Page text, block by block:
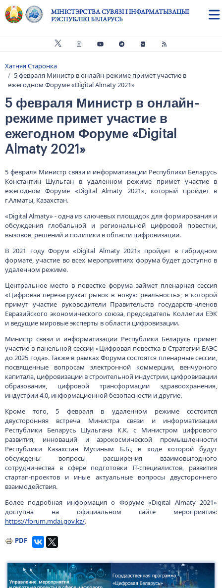
Skip to main content
МІНІСТЭРСТВА СУВЯЗІ І ІНФАРМАТЫЗАЦЫІ
РЭСПУБЛІКІ БЕЛАРУСЬ
Breadcrumb
Хатняя Старонка
5 февраля Министр в онлайн-режиме примет участие в
ежегодном Форуме «Digital Almaty 2021»
5 февраля Министр в онлайн-
режиме примет участие в
ежегодном Форуме «Digital
Almaty 2021»
5 февраля Министр связи и информатизации Республики Беларусь
Константин Шульган в удаленном режиме примет участие в
ежегодном Форуме «Digital Almaty 2021», который пройдет в
г.Алматы, Казахстан.
«Digital Almaty» - одна из ключевых площадок для формирования и
обсуждения глобальной и региональной цифровой повестки,
вызовов, решений и политики в области цифровизации.
В 2021 году Форум «Digital Almaty 2021» пройдет в гибридном
формате, участие во всех мероприятиях форума будет доступно в
удаленном режиме.
Центральное место в повестке форума займет пленарная сессия
«Цифровая перезагрузка: рывок в новую реальность», в которой
примут участие руководители Правительств государств-членов
Евразийского экономического союза, председатель Коллегии ЕЭК
и ведущие мировые эксперты в области цифровизации.
Министр связи и информатизации Республики Беларусь примет
участие в панельной сессии «Цифровая повестка в Стратегии ЕАЭС
до 2025 года». Также в рамках Форума состоятся пленарные сессии,
посвященные вопросам электронной коммерции, венчурного
капитала, цифровизации в строительной индустрии, цифровизации
образования, цифровой трансформации здравоохранения,
индустрии 4.0, информационной безопасности и другие.
Кроме того, 5 февраля в удаленном режиме состоится
двусторонняя встреча Министра связи и информатизации
Республики Беларусь Шульгана К.К. с Министром цифрового
развития, инноваций и аэрокосмической промышленности
Республики Казахстан Мусиным Б.Б., в ходе которой будут
обсуждены вопросы расширения взаимовыгодного
сотрудничества в сфере подготовки IT-специалистов, развития
стартап-проектов и иные актуальные вопросы двустороннего
взаимодействия.
Более подробная информация о Форуме «Digital Almaty 2021»
доступна на официальном сайте мероприятия:
https://forum.mdai.gov.kz/.
PDF